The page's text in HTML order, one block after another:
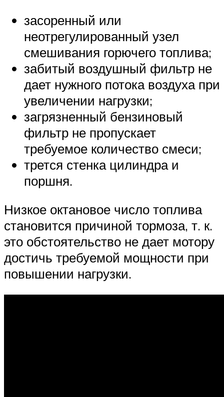
засоренный или
неотрегулированный узел
смешивания горючего топлива;
забитый воздушный фильтр не
дает нужного потока воздуха при
увеличении нагрузки;
загрязненный бензиновый
фильтр не пропускает
требуемое количество смеси;
трется стенка цилиндра и
поршня.
Низкое октановое число топлива
становится причиной тормоза, т. к.
это обстоятельство не дает мотору
достичь требуемой мощности при
повышении нагрузки.